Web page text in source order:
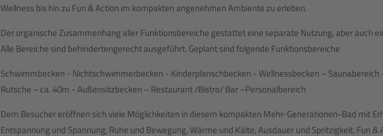
Wellness bis hin zu Fun & Action im kompakten angenehmen Ambiente zu erleben.
Der organische Zusammenhang aller Funktionsbereiche gestattet eine separate Nutzung, aber auch
Alle Bereiche sind behindertengerecht ausgeführt. Geplant sind folgende Funktionsbereiche
Schwimmbecken - Nichtschwimmerbecken - Kinderplanschbecken - Wellnessbecken –
Rutsche – ca. 40m - Außensitzbecken – Restaurant /Bistro/ Bar –Personalbereich
Dem Besucher eröffnen sich viele Möglichkeiten in diesem kompakten Mehr-Generationen-Bad mit
Entspannung und Spannung, Ruhe und Bewegung, Wärme und Kälte, Ausdauer und Spritzigkeit, Fun &